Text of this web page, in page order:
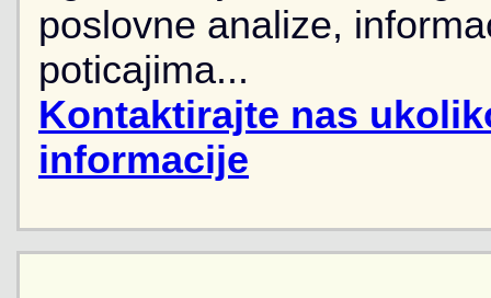
poslovne analize,
poticajima...
Kontaktirajte nas
informacije